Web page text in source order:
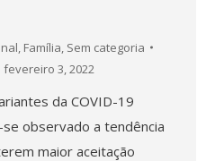
, Família, Sem categoria
fevereiro 3, 2022
da COVID-19
observado a tendência
maior aceitação